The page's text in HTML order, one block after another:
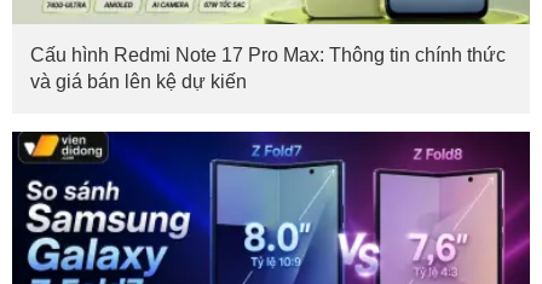
Cấu hình Redmi Note 17 Pro Max: Thông tin chính thức
và giá bán lên kệ dự kiến